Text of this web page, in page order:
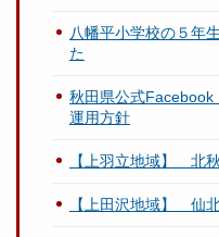
八幡平小学校の５年
た
秋田県公式Facebook
運用方針
【上羽立地域】 北
【上田沢地域】 仙